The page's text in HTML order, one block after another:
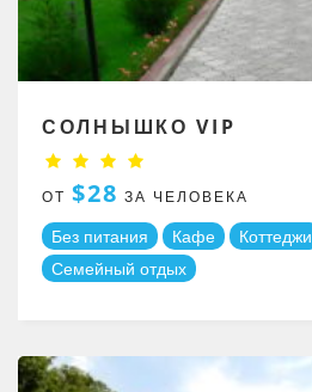
СОЛНЫШКО VIP
ОТ $28 ЗА ЧЕЛОВЕКА
Без питания Кафе Коттеджи
Семейный отдых